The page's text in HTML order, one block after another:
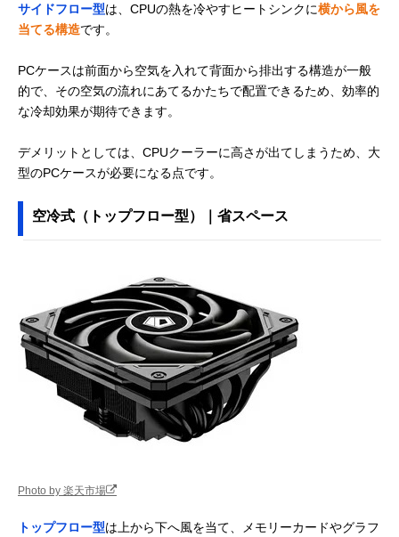
サイドフロー型は、CPUの熱を冷やすヒートシンクに横から風を
当てる構造です。
PCケースは前面から空気を入れて背面から排出する構造が一般
的で、その空気の流れにあてるかたちで配置できるため、効率的
な冷却効果が期待できます。
デメリットとしては、CPUクーラーに高さが出てしまうため、大
型のPCケースが必要になる点です。
空冷式（トップフロー型）｜省スペース
Photo by 楽天市場
トップフロー型は上から下へ風を当て、メモリーカードやグラフ